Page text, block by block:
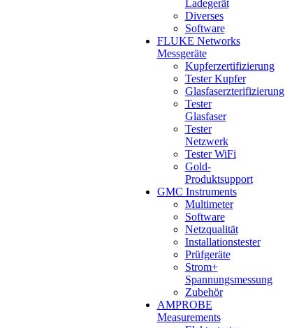
Ladegerät
Diverses
Software
FLUKE Networks
Messgeräte
Kupferzertifizierung
Tester Kupfer
Glasfaserzterifizierung
Tester
Glasfaser
Tester
Netzwerk
Tester WiFi
Gold-
Produktsupport
GMC Instruments
Multimeter
Software
Netzqualität
Installationstester
Prüfgeräte
Strom+
Spannungsmessung
Zubehör
AMPROBE
Measurements